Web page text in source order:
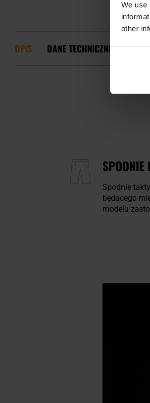
We use
other
OPIS DANE TECHNICZNE
SPODNIE
Spodnie
będącego
modelu